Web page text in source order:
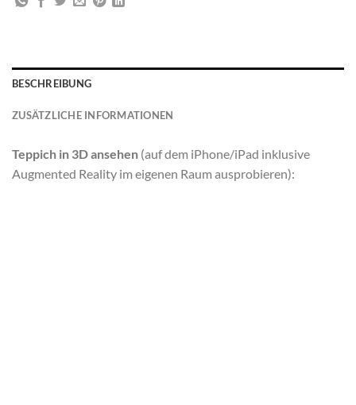
BESCHREIBUNG
ZUSÄTZLICHE INFORMATIONEN
Teppich in 3D ansehen (auf dem iPhone/iPad inklusive
Augmented Reality im eigenen Raum ausprobieren):